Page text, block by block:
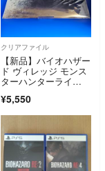
クリアファイル
【新品】バイオハザー
ド ヴィレッジ モンス
ターハンターライ
ル
¥5,550